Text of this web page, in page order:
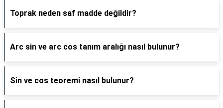
Toprak neden saf madde değildir?
Arc sin ve arc cos tanım aralığı nasıl bulunur?
Sin ve cos teoremi nasıl bulunur?